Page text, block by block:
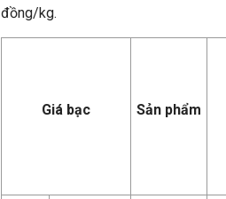
đồng/kg.
Giá bạc Sản phẩm